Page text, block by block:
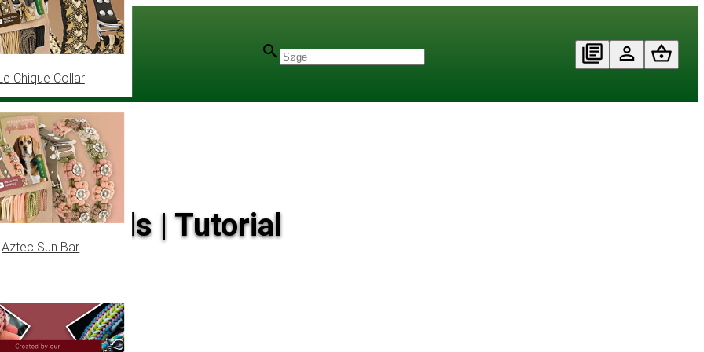
Chique Collar
Aztec Sun Bar
Engels | Tutorial